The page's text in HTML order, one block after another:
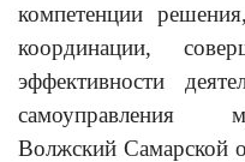
компетенции
координации,
эффективности
самоуправления
Волжский Самарской